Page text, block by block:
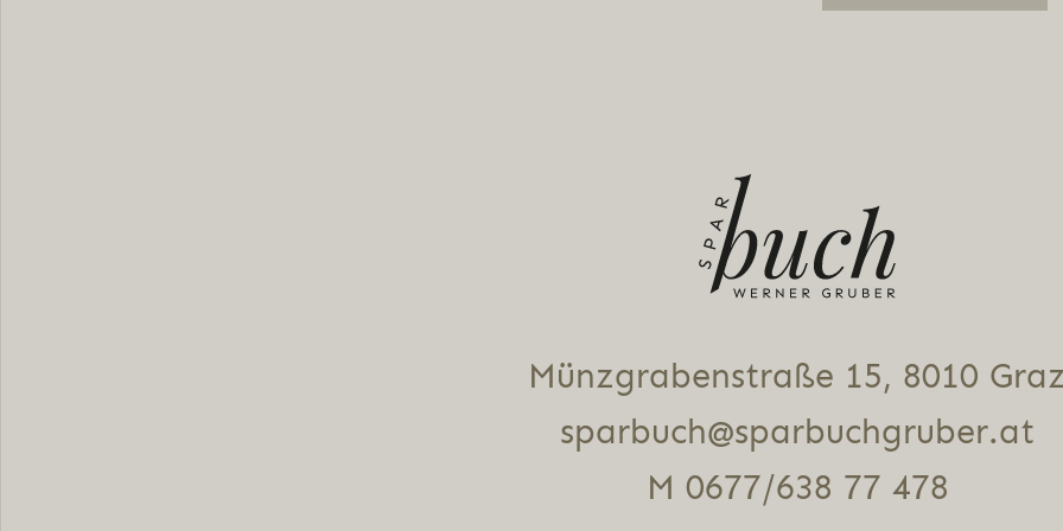
Münz­gra­ben­stra­ße 15, 8010
sparbuch@sparbuchgruber.at
M 0677/638 77 478